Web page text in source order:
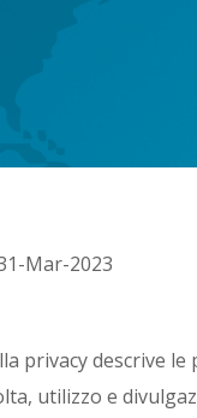
Mar-2023
privacy descrive le
utilizzo e